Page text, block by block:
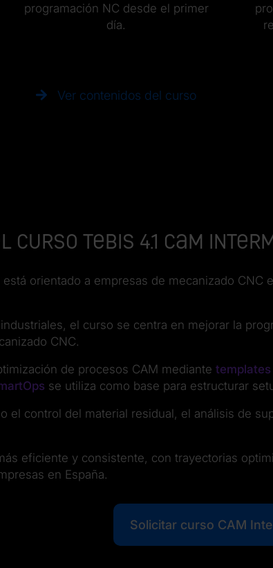
programación NC desde el primer
día.
Ver contenidos del curso
Tebis 4.1 CAM
está orientado a empresas de mecanizado CNC
el curso se centra en mejorar la
CNC.
de procesos CAM mediante templates
se utiliza como base para estructurar
el control del material residual, el análisis de
eficiente y consistente, con trayectorias
en España.
Solicitar curso CAM